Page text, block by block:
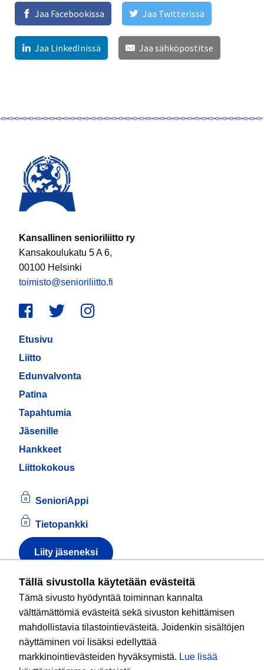
Tällä sivustolla käytetään evästeitä
Tämä sivusto hyödyntää toiminnan kannalta
välttämättömiä evästeitä sekä sivuston kehittämisen
mahdollistavia tilastointievästeitä. Joidenkin sisältöjen
näyttäminen voi lisäksi edellyttää
markkinointievästeiden hyväksymistä. Lue lisää
Jaa Facebookissa Jaa Twitterissä
Jaa LinkedInissä Jaa sähköpostitse
Kansallinen senioriliitto ry
Kansakoulukatu 5 A 6,
00100 Helsinki
toimisto@senioriliitto.fi
Facebook
TwitterInstagram
Etusivu
Liitto
Edunvalvonta
Patina
Tapahtumia
Jäsenille
Hankkeet
Liittokokous
SenioriAppi
Tietopankki
Liity jäseneksi
Tietoa evästeistä
Kansallinen senioriliitto ryon valtakunnallinen
eläkeläisjärjestö, joka edistää ikääntyvien ja
eläkeläisten sosiaalista turvallisuutta ja hyvinvointia
sekä valvoo heidän oikeuksiaan liiton arvoja